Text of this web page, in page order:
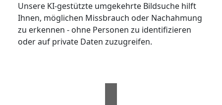
Unsere KI-gestützte umgekehrte Bildsuche hilft
Ihnen, möglichen Missbrauch oder Nachahmung
zu erkennen - ohne Personen zu identifizieren
oder auf private Daten zuzugreifen.